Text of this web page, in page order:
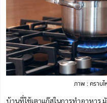
ภาพ : คราบ
บ้านที่ใช้เตาแก๊สในการทำอาหาร